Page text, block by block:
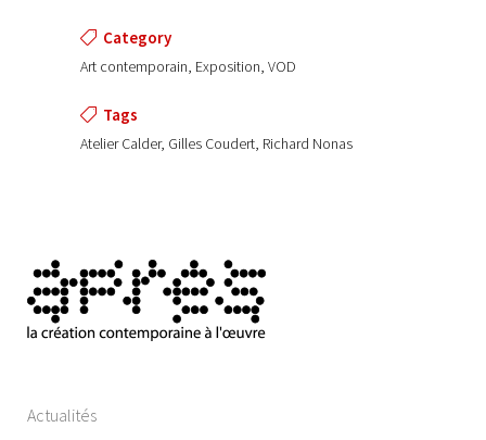
Category
Art contemporain, Exposition, VOD
Tags
Atelier Calder, Gilles Coudert, Richard Nonas
Actualités